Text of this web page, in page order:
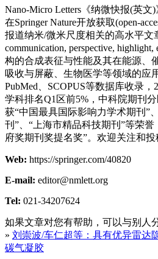
Nano-Micro Letters《纳微快报(英文
在Springer Nature开放获取(open-
报道纳米/微米尺度相关的高水平文
communication, perspective,
构的合成表征与性能及其在能源、
吸收与屏蔽、生物医学等领域的应
PubMed、SCOPUS等数据库收录，
学科排名Q1区前5%，中科院期刊
获“中国最具国际影响力学术期刊”
刊”、“上海市精品科技期刊”等荣誉
府奖期刊奖提名奖”。欢迎关注和投
Web: https://springer.com/40820
E-mail: editor@nmlett.org
Tel: 021-34207624
如果文章对您有帮助，可以与别人
» 刘崇波/车仁超等：具有优异雷达
碳气凝胶